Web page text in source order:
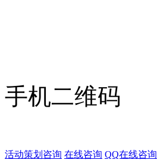
手机二维码
活动策划咨询 在线咨询 QQ在线咨询